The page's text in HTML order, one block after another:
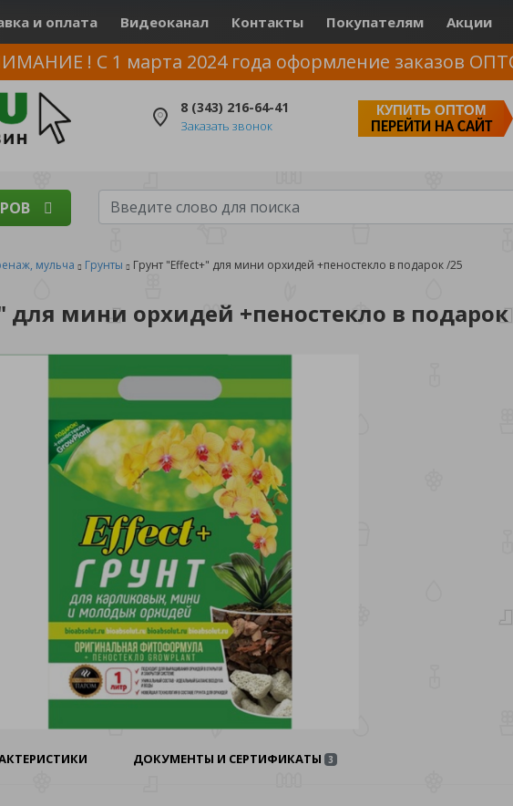
и оплата Видеоканал Контакты Покупателям Акции
! С 1 марта 2024 года оформление заказов
8 (343) 216-64-41
Заказать звонок
КУПИТЬ ОПТОМ
ПЕРЕЙТИ НА САЙТ
мульча Грунты Грунт "Effect+" для мини орхидей +пеностекло в подарок /25
для мини орхидей +пеностекло в подарок
ДОКУМЕНТЫ И СЕРТИФИКАТЫ 3